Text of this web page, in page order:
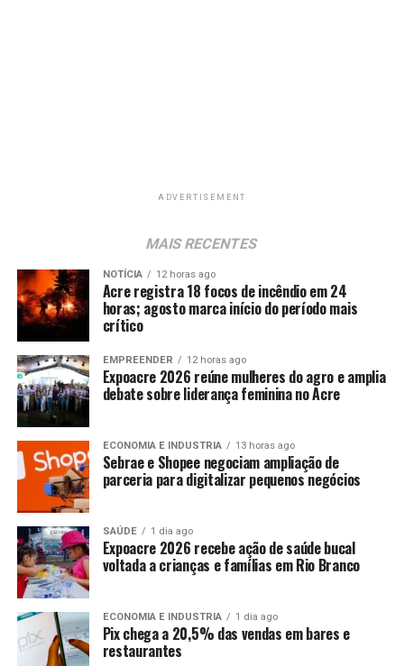
ADVERTISEMENT
MAIS RECENTES
NOTÍCIA 12 horas ago
Acre registra 18 focos de incêndio em 24
horas; agosto marca início do período mais
crítico
EMPREENDER 12 horas ago
Expoacre 2026 reúne mulheres do agro e amplia
debate sobre liderança feminina no Acre
ECONOMIA E INDUSTRIA 13 horas ago
Sebrae e Shopee negociam ampliação de
parceria para digitalizar pequenos negócios
SAÚDE 1 dia ago
Expoacre 2026 recebe ação de saúde bucal
voltada a crianças e famílias em Rio Branco
ECONOMIA E INDUSTRIA 1 dia ago
Pix chega a 20,5% das vendas em bares e
restaurantes